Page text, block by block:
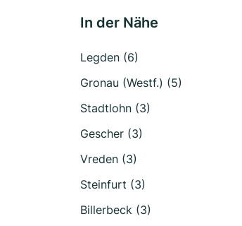
In der Nähe
Legden (6)
Gronau (Westf.) (5)
Stadtlohn (3)
Gescher (3)
Vreden (3)
Steinfurt (3)
Billerbeck (3)